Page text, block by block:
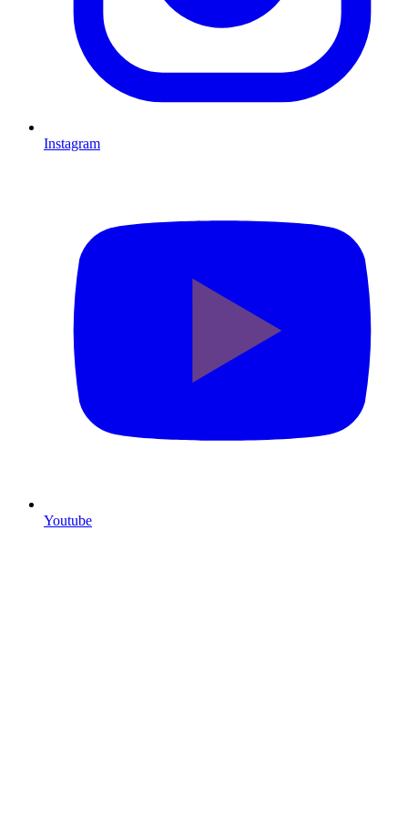
Instagram
Youtube